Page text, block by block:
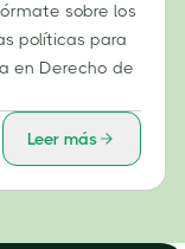
sobre los
políticas para
en Derecho de
Leer más